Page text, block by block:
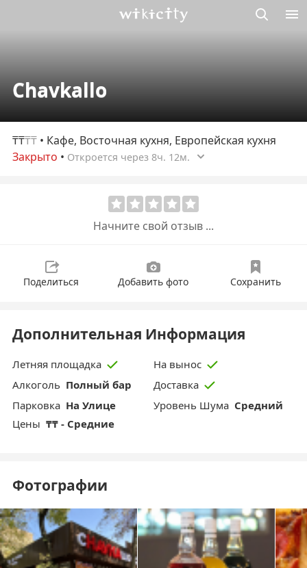
Chavkallo
₸₸₸₸ • Кафе, Восточная кухня, Европейская кухня
Закрыто • Откроется через 8ч. 12м.
Начните свой отзыв ...
Поделиться Добавить фото Сохранить
Дополнительная Информация
Летняя площадка
На вынос
Aлкоголь Полный бар
Доставка
Парковка На Улице Уровень Шума Средний
Цены ₸₸ - Средние
Фотографии